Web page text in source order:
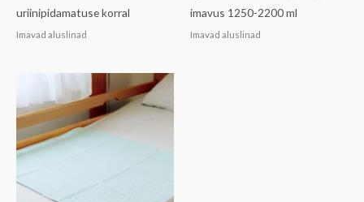
uriinipidamatuse korral
Imavad aluslinad
imavus 1250-2200 ml
Imavad aluslinad